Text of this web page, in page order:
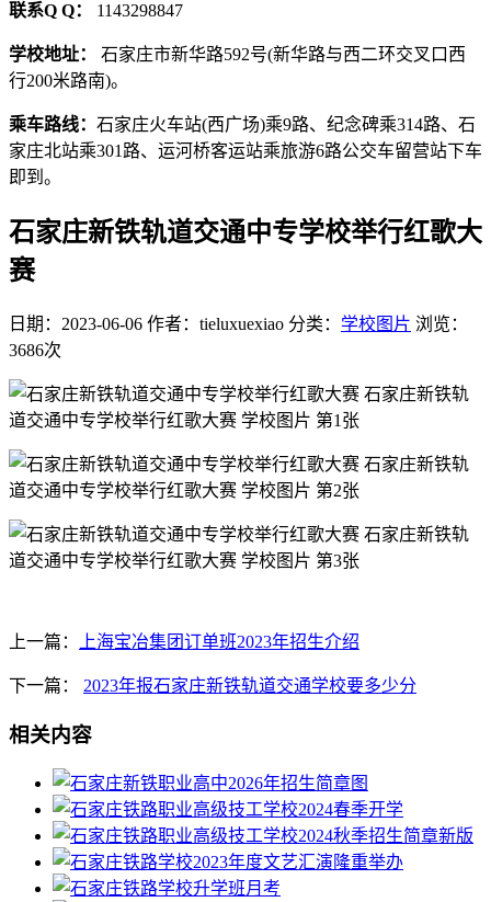
联系Q Q： 1143298847
学校地址： 石家庄市新华路592号(新华路与西二环交叉口西
行200米路南)。
乘车路线： 石家庄火车站(西广场)乘9路、纪念碑乘314路、石
家庄北站乘301路、运河桥客运站乘旅游6路公交车留营站下车
即到。
石家庄新铁轨道交通中专学校举行红歌大
赛
日期：2023-06-06 作者：tieluxuexiao 分类： 学校图片 浏览：
3686次
上一篇： 上海宝冶集团订单班2023年招生介绍
下一篇： 2023年报石家庄新铁轨道交通学校要多少分
相关内容